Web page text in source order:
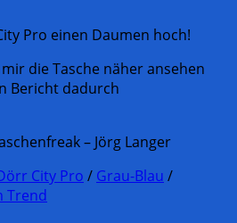
Pro einen Daumen hoch!
die Tasche näher ansehen
Bericht dadurch
– Jörg Langer
City Pro / Grau-Blau /
Trend